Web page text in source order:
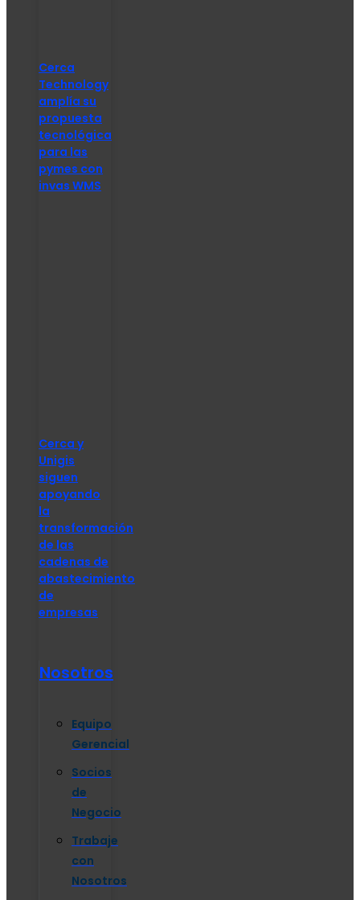
Cerca
Technology
amplía su
propuesta
tecnológica
para las
pymes con
invas WMS
Cerca y
Unigis
siguen
apoyando
la
transformación
de las
cadenas de
abastecimiento
de
empresas
Nosotros
Equipo
Gerencial
Socios
de
Negocio
Trabaje
con
Nosotros